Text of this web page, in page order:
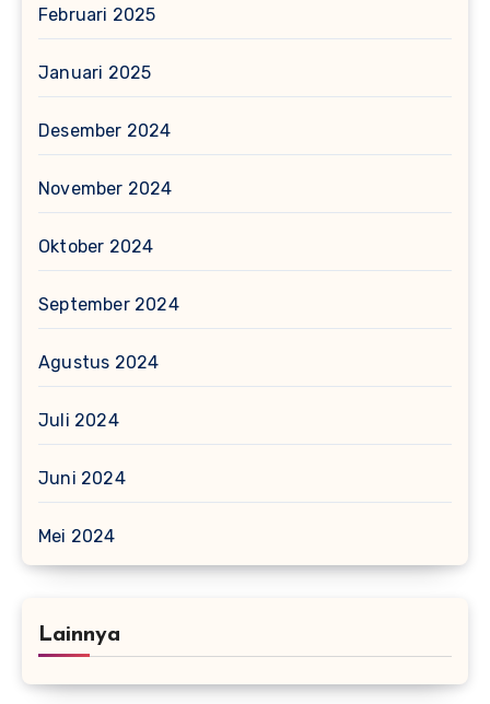
Februari 2025
Januari 2025
Desember 2024
November 2024
Oktober 2024
September 2024
Agustus 2024
Juli 2024
Juni 2024
Mei 2024
Lainnya